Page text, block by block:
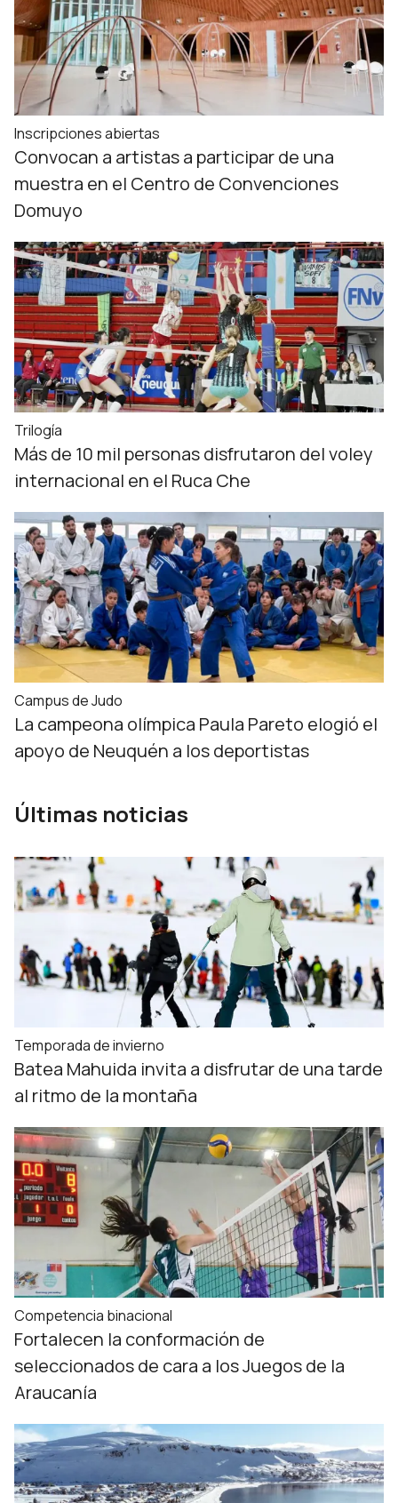
Inscripciones abiertas
Convocan a artistas a participar de una
muestra en el Centro de Convenciones
Domuyo
Trilogía
Más de 10 mil personas disfrutaron del voley
internacional en el Ruca Che
Campus de Judo
La campeona olímpica Paula Pareto elogió el
apoyo de Neuquén a los deportistas
Últimas noticias
Temporada de invierno
Batea Mahuida invita a disfrutar de una tarde
al ritmo de la montaña
Competencia binacional
Fortalecen la conformación de
seleccionados de cara a los Juegos de la
Araucanía